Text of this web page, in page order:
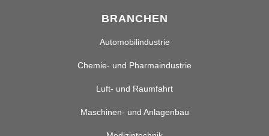
BRANCHEN
Automobilindustrie
Chemie- und Pharmaindustrie
Luft- und Raumfahrt
Maschinen- und Anlagenbau